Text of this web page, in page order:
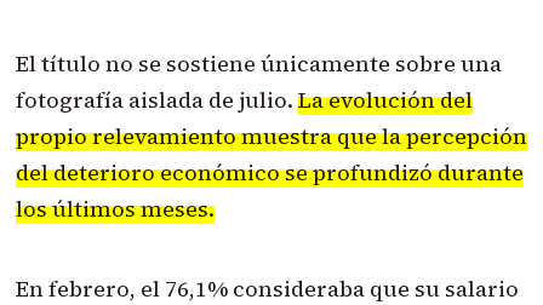
El título no se sostiene únicamente sobre una
fotografía aislada de julio. La evolución del
propio relevamiento muestra que la percepción
del deterioro económico se profundizó durante
los últimos meses.
En febrero, el 76,1% consideraba que su salario